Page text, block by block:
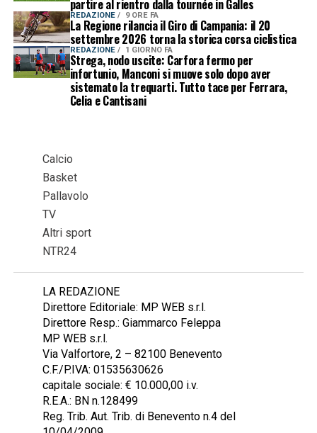
partire al rientro dalla tournée in Galles
REDAZIONE 9 ORE FA
La Regione rilancia il Giro di Campania: il 20
settembre 2026 torna la storica corsa ciclistica
REDAZIONE 1 GIORNO FA
Strega, nodo uscite: Carfora fermo per
infortunio, Manconi si muove solo dopo aver
sistemato la trequarti. Tutto tace per Ferrara,
Celia e Cantisani
Calcio
Basket
Pallavolo
TV
Altri sport
NTR24
LA REDAZIONE
Direttore Editoriale: MP WEB s.r.l.
Direttore Resp.: Giammarco Feleppa
MP WEB s.r.l.
Via Valfortore, 2 – 82100 Benevento
C.F./P.IVA: 01535630626
capitale sociale: € 10.000,00 i.v.
R.E.A.: BN n.128499
Reg. Trib. Aut. Trib. di Benevento n.4 del